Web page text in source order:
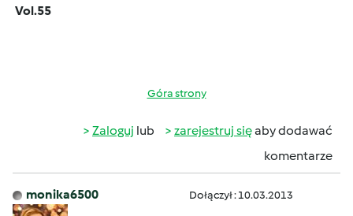
Vol.55
Góra strony
Zaloguj lub zarejestruj sięaby dodawać
komentarze
monika6500 Dołączył : 10.03.2013